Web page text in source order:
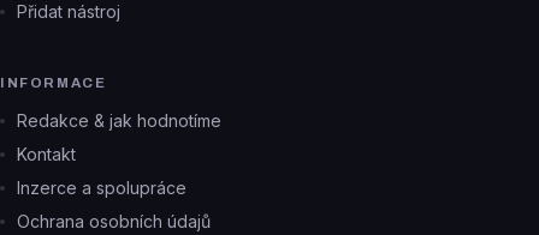
Přidat nástroj
INFORMACE
Redakce & jak hodnotíme
Kontakt
Inzerce a spolupráce
Ochrana osobních údajů